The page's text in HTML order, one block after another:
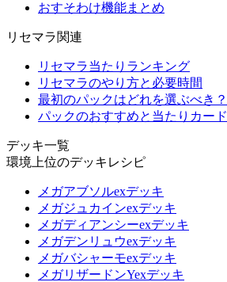
おすそわけ機能まとめ
リセマラ関連
リセマラ当たりランキング
リセマラのやり方と必要時間
最初のパックはどれを選ぶべき？
パックのおすすめと当たりカード
デッキ一覧
環境上位のデッキレシピ
メガアブソルexデッキ
メガジュカインexデッキ
メガディアンシーexデッキ
メガデンリュウexデッキ
メガバシャーモexデッキ
メガリザードンYexデッキ